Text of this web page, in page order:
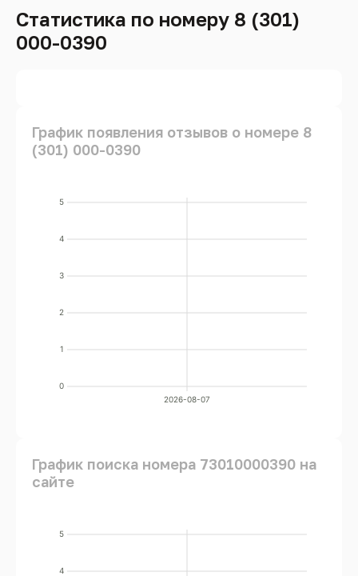
Статистика по номеру 8 (301)
000-0390
График появления отзывов о номере 8
(301) 000-0390
0
1
2
3
4
5
2026-08-07
График поиска номера 73010000390 на
сайте
4
5